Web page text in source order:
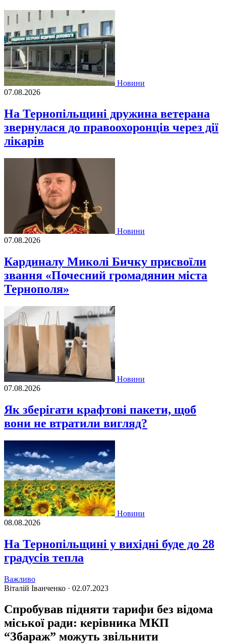
Новини
07.08.2026
На Тернопільщині дружина ветерана
звернулася до правоохоронців через дії
лікарів
Новини
07.08.2026
Кардиналу Миколі Бичку присвоїли
звання «Почесний громадянин міста
Тернополя»
Новини
07.08.2026
Як зберігати крафтові пакети, щоб
вони не втратили вигляд?
Новини
08.08.2026
На Тернопільщині у вихідні буде до 28
градусів тепла
Важливо
Віталій Іванченко · 02.07.2023
Спробував підняти тарифи без відома
міської ради: керівника МКП
“Збараж” можуть звільнити